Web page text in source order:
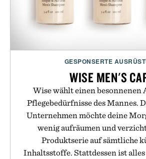
GESPONSERTE
WISE MEN'S
Wise wählt einen besonnenen
Pflegebedürfnisse des Mannes.
Unternehmen möchte deine
wenig aufräumen und
Produktserie auf sämtliche
Inhaltsstoffe. Stattdessen ist